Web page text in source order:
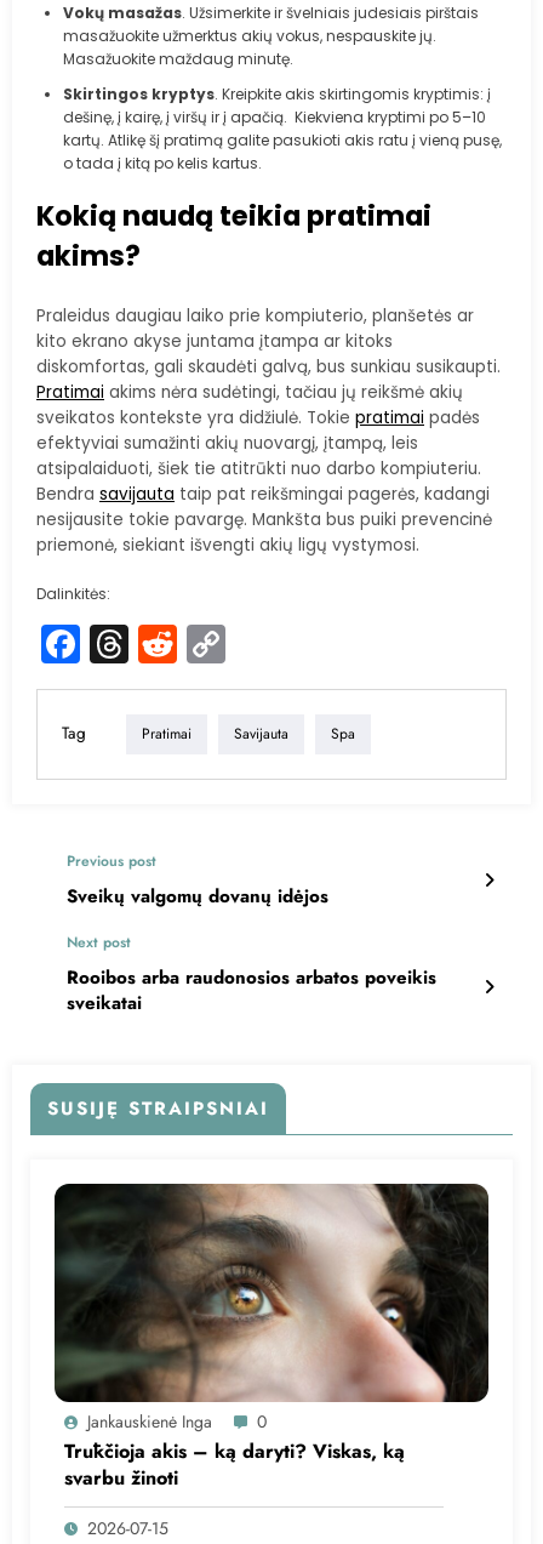
Vokų masažas. Užsimerkite ir švelniais judesiais pirštais
masažuokite užmerktus akių vokus, nespauskite jų.
Masažuokite maždaug minutę.
Skirtingos kryptys. Kreipkite akis skirtingomis kryptimis: į
dešinę, į kairę, į viršų ir į apačią. Kiekviena kryptimi po 5–10
kartų. Atlikę šį pratimą galite pasukioti akis ratu į vieną pusę,
o tada į kitą po kelis kartus.
Kokią naudą teikia pratimai
akims?
Praleidus daugiau laiko prie kompiuterio, planšetės ar
kito ekrano akyse juntama įtampa ar kitoks
diskomfortas, gali skaudėti galvą, bus sunkiau susikaupti.
Pratimai akims nėra sudėtingi, tačiau jų reikšmė akių
sveikatos kontekste yra didžiulė. Tokie pratimai padės
efektyviai sumažinti akių nuovargį, įtampą, leis
atsipalaiduoti, šiek tie atitrūkti nuo darbo kompiuteriu.
Bendra savijauta taip pat reikšmingai pagerės, kadangi
nesijausite tokie pavargę. Mankšta bus puiki prevencinė
priemonė, siekiant išvengti akių ligų vystymosi.
Dalinkitės:
Facebook
Threads
Reddit
Link
Tag Pratimai Savijauta Spa
Previous post
Sveikų valgomų dovanų idėjos
Next post
Rooibos arba raudonosios arbatos poveikis
sveikatai
SUSIJĘ STRAIPSNIAI
Jankauskienė Inga 0
Trūkčioja akis – ką daryti? Viskas, ką
svarbu žinoti
2026-07-15